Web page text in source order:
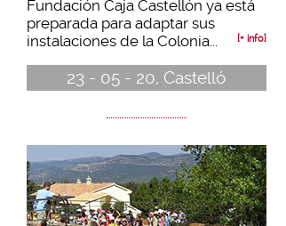
Fundación Caja Castellón ya está
preparada para adaptar sus
instalaciones de la Colonia...
[+ info]
23 - 05 - 20, Castelló